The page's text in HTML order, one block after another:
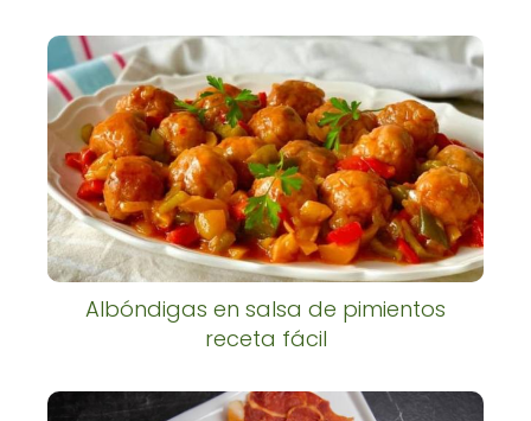
Albóndigas en salsa de pimientos
receta fácil